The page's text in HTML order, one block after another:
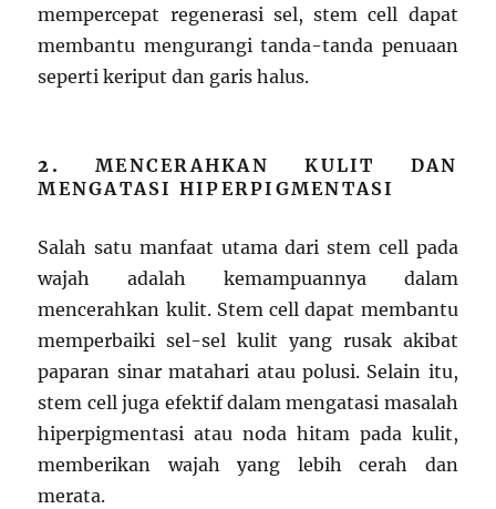
mempercepat regenerasi sel, stem cell dapat
membantu mengurangi tanda-tanda penuaan
seperti keriput dan garis halus.
2.MENCERAHKAN KULIT DAN
MENGATASI HIPERPIGMENTASI
Salah satu manfaat utama dari stem cell pada
wajah adalah kemampuannya dalam
mencerahkan kulit. Stem cell dapat membantu
memperbaiki sel-sel kulit yang rusak akibat
paparan sinar matahari atau polusi. Selain itu,
stem cell juga efektif dalam mengatasi masalah
hiperpigmentasi atau noda hitam pada kulit,
memberikan wajah yang lebih cerah dan
merata.